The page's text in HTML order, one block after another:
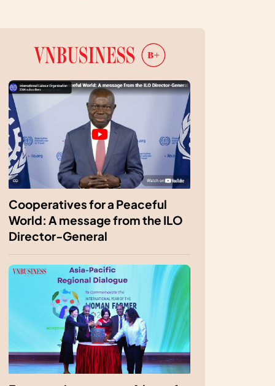
Cooperatives for a Peaceful
World: A message from the ILO
Director-General